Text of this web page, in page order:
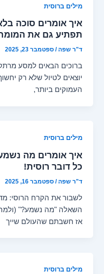
מילים ברוסית
איך אומרים סוכה
תפתיע גם את
ד"ר שפה/ספטמבר 23, 2025
ברוכים הבאים למסע
יוצאים לטיול שלא רק
העמוקים ביותר,
מילים ברוסית
איך אומרים מה
כל דובר רוסית!
ד"ר שפה/ספטמבר 16, 2025
לשבור את הקרח הרוסי:
השאלה "מה נשמע?"
אז חשבתם שהעולם שייך
מילים ברוסית